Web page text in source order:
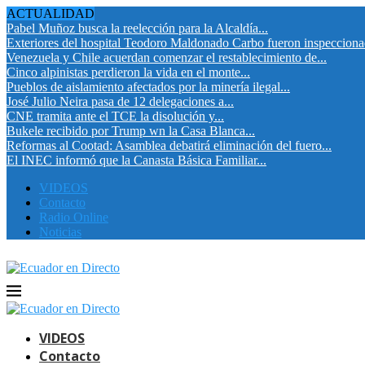
ACTUALIDAD
Pabel Muñoz busca la reelección para la Alcaldía...
Exteriores del hospital Teodoro Maldonado Carbo fueron
Venezuela y Chile acuerdan comenzar el restablecimiento de...
Cinco alpinistas perdieron la vida en el monte...
Pueblos de aislamiento afectados por la minería ilegal...
José Julio Neira pasa de 12 delegaciones a...
CNE tramita ante el TCE la disolución y...
Bukele recibido por Trump wn la Casa Blanca...
Reformas al Cootad: Asamblea debatirá eliminación del fuero...
El INEC informó que la Canasta Básica Familiar...
VIDEOS
Contacto
Radio Online
Noticias
VIDEOS
Contacto